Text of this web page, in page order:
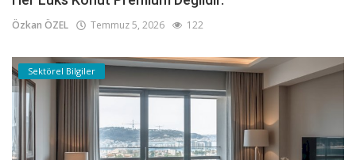
Özkan ÖZEL Temmuz 5, 2026 122
Sektörel Bilgiler